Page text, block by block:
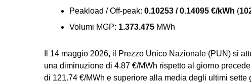
Peakload / Off-peak: 0.10253 / 0.14095 €/kWh (
Volumi MGP: 1.373.475 MWh
Il 14 maggio 2026, il Prezzo Unico Nazionale (PUN) si
una diminuzione di 4.87 €/MWh rispetto al giorno
di 121.74 €/MWh e superiore alla media degli ultimi